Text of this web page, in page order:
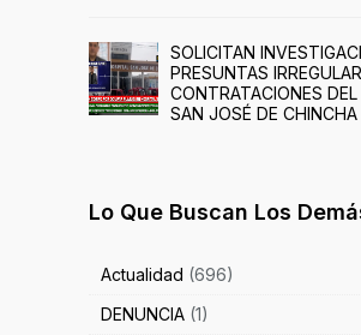
SOLICITAN
PRESUNTAS
CONTRATACIONES
SAN JOSÉ DE CHINCHA
Lo Que Buscan Los
Actualidad (696)
DENUNCIA (1)